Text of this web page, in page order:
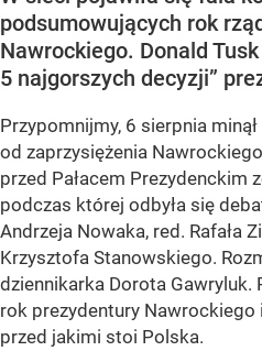
podsumowujących rok
Nawrockiego. Donald
5 najgorszych decyzji”
Przypomnijmy, 6 sierpnia
od zaprzysiężenia
przed Pałacem Prezydenckim
podczas której odbyła się
Andrzeja Nowaka, red. Rafała
Krzysztofa Stanowskiego.
dziennikarka Dorota
rok prezydentury
przed jakimi stoi Polska.